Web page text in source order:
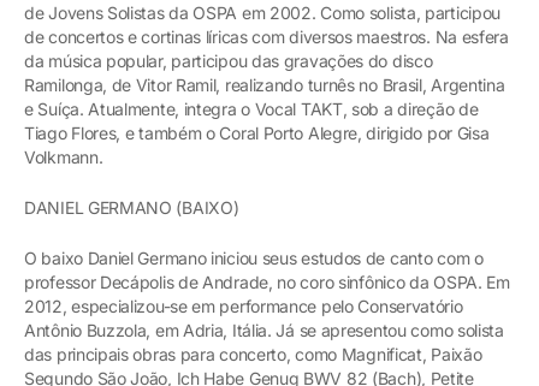
de Jovens Solistas da OSPA em 2002. Como solista, participou
de concertos e cortinas líricas com diversos maestros. Na esfera
da música popular, participou das gravações do disco
Ramilonga, de Vitor Ramil, realizando turnês no Brasil, Argentina
e Suíça. Atualmente, integra o Vocal TAKT, sob a direção de
Tiago Flores, e também o Coral Porto Alegre, dirigido por Gisa
Volkmann.
DANIEL GERMANO (BAIXO)
O baixo Daniel Germano iniciou seus estudos de canto com o
professor Decápolis de Andrade, no coro sinfônico da OSPA. Em
2012, especializou-se em performance pelo Conservatório
Antônio Buzzola, em Adria, Itália. Já se apresentou como solista
das principais obras para concerto, como Magnificat, Paixão
Segundo São João, Ich Habe Genug BWV 82 (Bach), Petite